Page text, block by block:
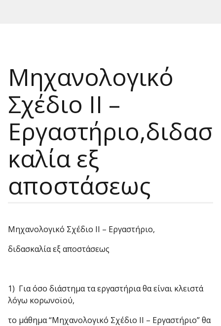
Μηχανολογικό
Σχέδιο ΙΙ –
Εργαστήριο,διδασ
καλία εξ
αποστάσεως
Μηχανολογικό Σχέδιο ΙΙ – Εργαστήριο,
διδασκαλία εξ αποστάσεως
1) Για όσο διάστημα τα εργαστήρια θα είναι κλειστά
λόγω κορωνοϊού,
το μάθημα “Μηχανολογικό Σχέδιο ΙΙ – Εργαστήριο” θα